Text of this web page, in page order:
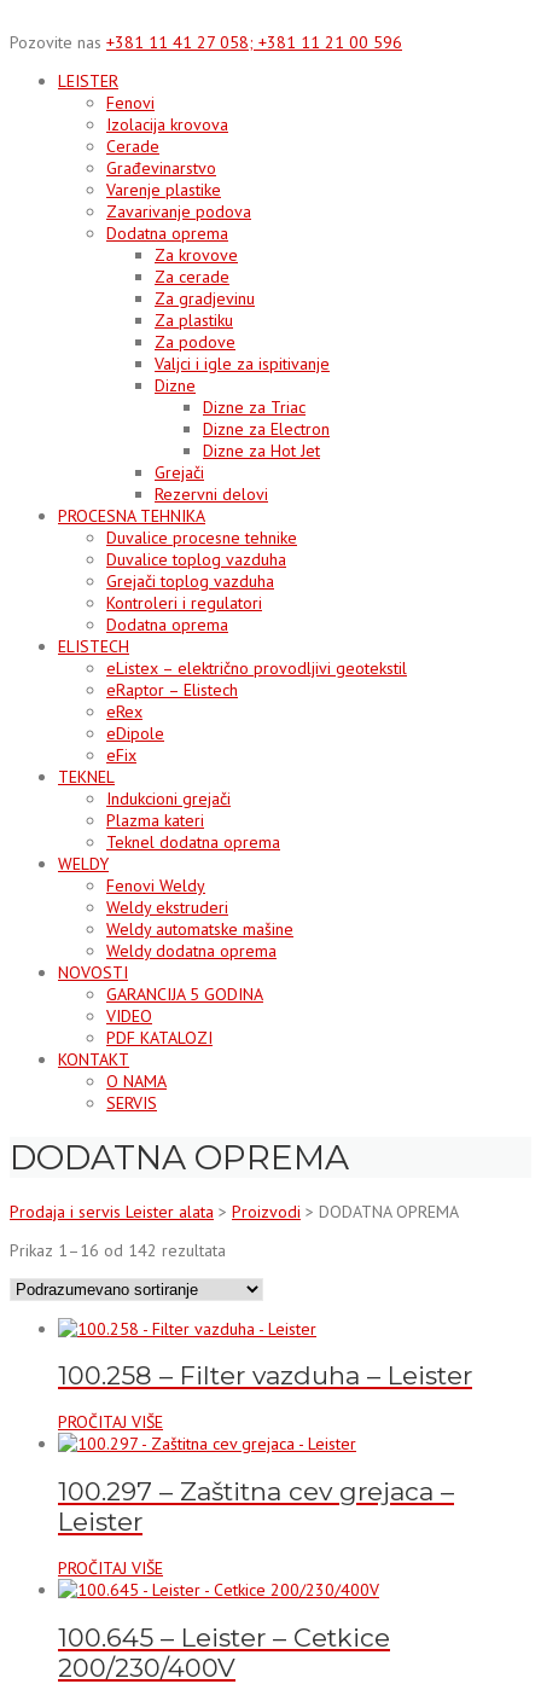
to
Pozovite nas +381 11 41 27 058; +381 11 21 00 596
LEISTER
Fenovi
Izolacija krovova
Cerade
Građevinarstvo
Varenje plastike
Zavarivanje podova
Dodatna oprema
Za krovove
Za cerade
Za gradjevinu
Za plastiku
Za podove
Valjci i igle za ispitivanje
Dizne
Dizne za Triac
Dizne za Electron
Dizne za Hot Jet
Grejači
Rezervni delovi
PROCESNA TEHNIKA
Duvalice procesne tehnike
Duvalice toplog vazduha
Grejači toplog vazduha
Kontroleri i regulatori
Dodatna oprema
ELISTECH
eListex – električno provodljivi geotekstil
eRaptor – Elistech
eRex
eDipole
eFix
TEKNEL
Indukcioni grejači
Plazma kateri
Teknel dodatna oprema
WELDY
Fenovi Weldy
Weldy ekstruderi
Weldy automatske mašine
Weldy dodatna oprema
NOVOSTI
GARANCIJA 5 GODINA
VIDEO
PDF KATALOZI
KONTAKT
O NAMA
SERVIS
DODATNA OPREMA
Prodaja i servis Leister alata > Proizvodi > DODATNA OPREMA
Prikaz 1–16 od 142 rezultata
100.258 – Filter vazduha – Leister
PROČITAJ VIŠE
100.297 – Zaštitna cev grejaca –
Leister
PROČITAJ VIŠE
100.645 – Leister – Cetkice
200/230/400V